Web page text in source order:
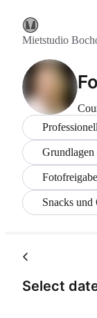
Mietstudio
Fotofreigabe
Snacks und
Select